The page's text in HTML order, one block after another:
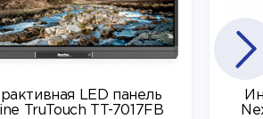
LED панель
TruTouch TT-7017FB